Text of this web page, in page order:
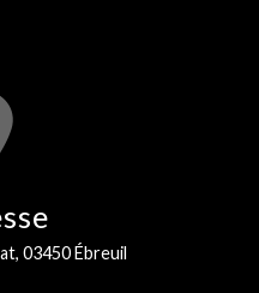
03450 Ébreuil